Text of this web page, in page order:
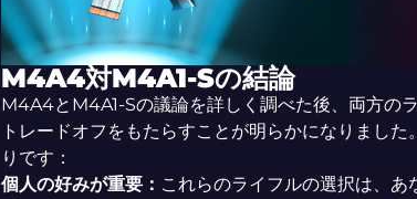
M4A4対M4A1-Sの結論
M4A4とM4A1-Sの議論を詳しく調べた後、両方の
トレードオフをもたらすことが明らかになりまし
りです：
個人の好みが重要： これらのライフルの選択は、